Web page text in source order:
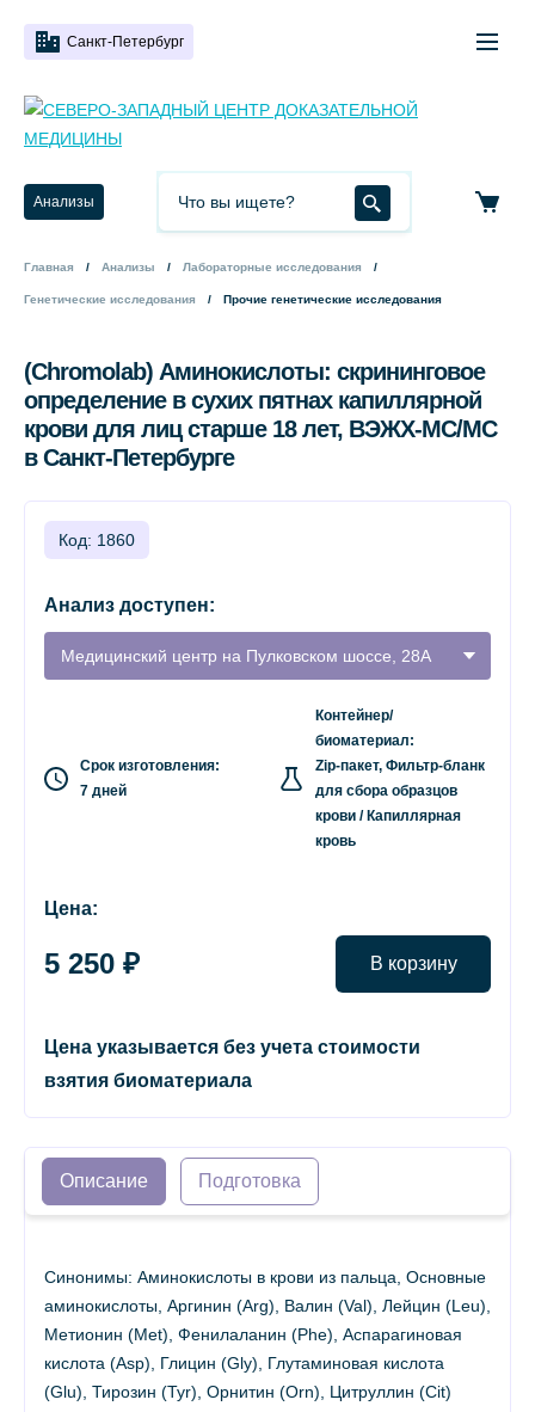
Санкт-Петербург
Анализы
Главная Анализы Лабораторные исследования
Генетические исследования Прочие генетические исследования
(Chromolab) Аминокислоты: скрининговое
определение в сухих пятнах капиллярной
крови для лиц старше 18 лет, ВЭЖХ-МС/МС
в Санкт-Петербурге
Код: 1860
Анализ доступен:
Медицинский центр на Пулковском шоссе, 28А
Срок изготовления:
7 дней
Контейнер/
биоматериал:
Zip-пакет, Фильтр-бланк
для сбора образцов
крови / Капиллярная
кровь
Цена:
5 250 ₽ В корзину
Цена указывается без учета стоимости
взятия биоматериала
Описание Подготовка
Синонимы: Аминокислоты в крови из пальца, Основные
аминокислоты, Аргинин (Arg), Валин (Val), Лейцин (Leu),
Метионин (Met), Фенилаланин (Phe), Аспарагиновая
кислота (Asp), Глицин (Gly), Глутаминовая кислота
(Glu), Тирозин (Tyr), Орнитин (Orn), Цитруллин (Cit)